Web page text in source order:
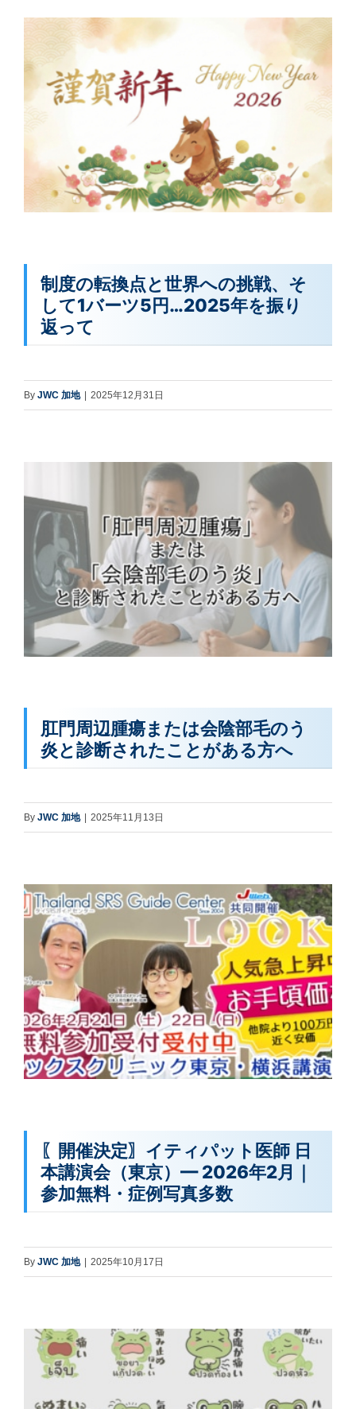
制度の転換点と世界への挑戦、そ
して1バーツ5円…2025年を振り
返って
By JWC 加地 | 2025年12月31日
肛門周辺腫瘍または会陰部毛のう
炎と診断されたことがある方へ
By JWC 加地 2025年11月13日
〖開催決定〗イティパット医師 日
本講演会（東京）— 2026年2月｜
参加無料・症例写真多数
By JWC 加地 | 2025年10月17日